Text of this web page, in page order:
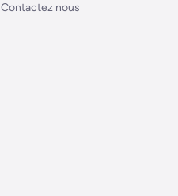
Contactez nous